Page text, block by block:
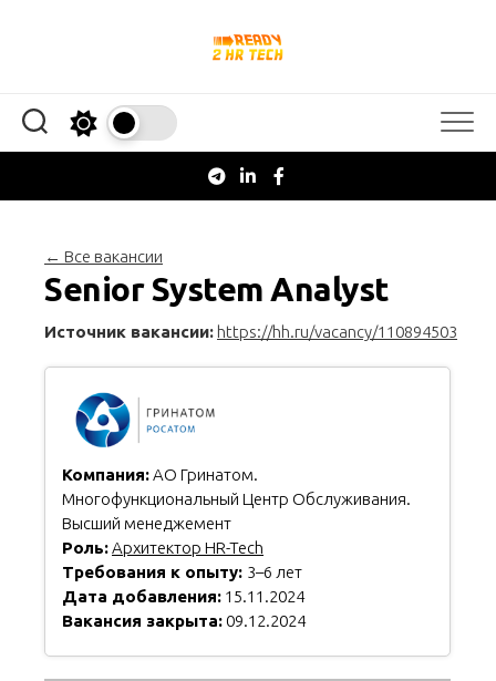
← Все вакансии
Senior System Analyst
Источник вакансии: https://hh.ru/vacancy/110894503
Компания:АО Гринатом.
Многофункциональный Центр Обслуживания.
Высший менеджемент
Роль:Архитектор HR-Tech
Требования к опыту: 3–6 лет
Дата добавления: 15.11.2024
Вакансия закрыта: 09.12.2024